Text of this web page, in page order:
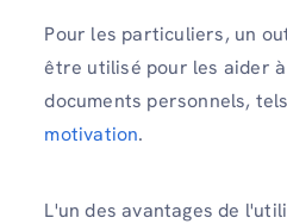
Pour les particuliers, un
être utilisé pour les aider
documents personnels,
motivation.
L'un des avantages de